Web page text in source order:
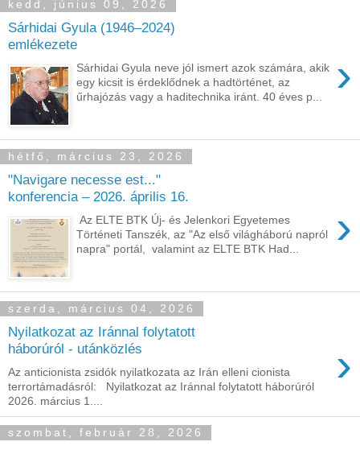
kedd, június 09, 2026
Sárhidai Gyula (1946–2024)
emlékezete
›
Sárhidai Gyula neve jól ismert azok számára, akik
egy kicsit is érdeklődnek a hadtörténet, az
űrhajózás vagy a haditechnika iránt. 40 éves p...
hétfő, március 23, 2026
"Navigare necesse est..."
konferencia – 2026. április 16.
›
Az ELTE BTK Új- és Jelenkori Egyetemes
Történeti Tanszék, az "Az első világháború napról
napra" portál, valamint az ELTE BTK Had...
szerda, március 04, 2026
Nyilatkozat az Iránnal folytatott
háborúról - utánközlés
›
Az anticionista zsidók nyilatkozata az Irán elleni cionista
terrortámadásról: Nyilatkozat az Iránnal folytatott háborúról
2026. március 1....
szombat, február 28, 2026